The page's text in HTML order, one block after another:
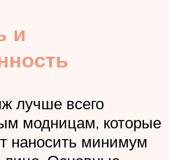
и
лучше всего
модницам, которые
наносить минимум